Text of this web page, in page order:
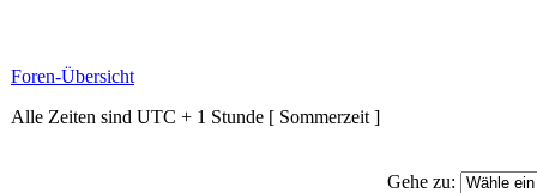
Foren-Übersicht
Alle Zeiten sind UTC + 1 Stunde [ Sommerzeit ]
Gehe zu: